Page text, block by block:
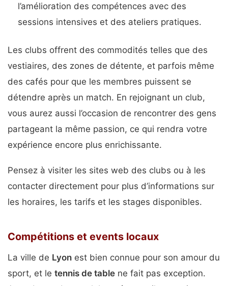
l’amélioration des compétences avec des
sessions intensives et des ateliers pratiques.
Les clubs offrent des commodités telles que des
vestiaires, des zones de détente, et parfois même
des cafés pour que les membres puissent se
détendre après un match. En rejoignant un club,
vous aurez aussi l’occasion de rencontrer des gens
partageant la même passion, ce qui rendra votre
expérience encore plus enrichissante.
Pensez à visiter les sites web des clubs ou à les
contacter directement pour plus d’informations sur
les horaires, les tarifs et les stages disponibles.
Compétitions et events locaux
La ville de Lyon est bien connue pour son amour du
sport, et le tennis de table ne fait pas exception.